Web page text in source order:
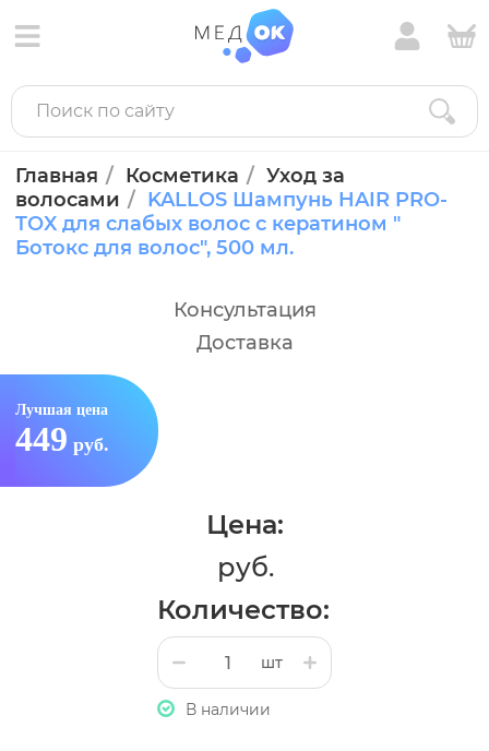
Главная Косметика
Уход за
волосами
KALLOS Шампунь HAIR PRO-
TOX для слабых волос с кератином "
Ботокс для волос", 500 мл.
Лучшая цена
449 руб.
Цена:
руб.
Количество:
шт
В наличии
Консультация
Доставка